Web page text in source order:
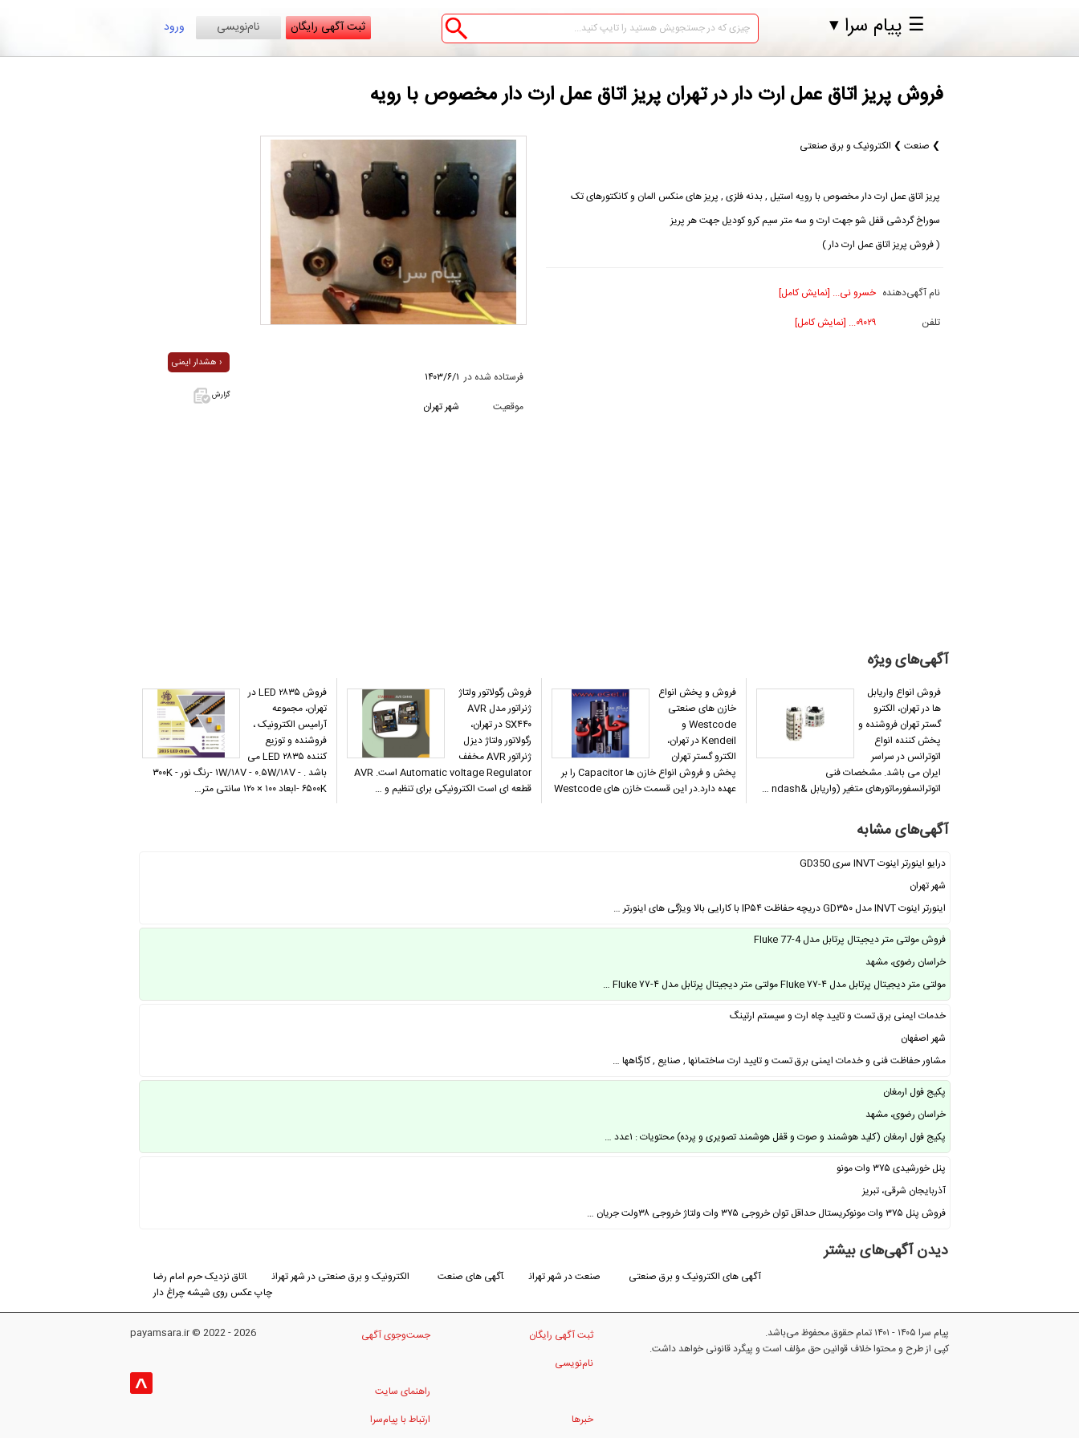
☰ پیام سرا ▾ ورود نام‌نویسی ثبت آگهی رایگان
فروش پریز اتاق عمل ارت دار در تهران پریز اتاق عمل ارت دار مخصوص با رویه
❯ صنعت ❯ الکترونیک و برق صنعتی
پریز اتاق عمل ارت دار مخصوص با رویه استیل , بدنه فلزی , پریز های منکس المان و کانکتورهای تک
سوراخ گردشی قفل شو جهت ارت و سه متر سیم کرو کودیل جهت هر پریز
( فروش پریز اتاق عمل ارت دار )
نام آگهی‌دهنده خسرو نی... [نمایش کامل]
تلفن
۰۹۰۲۹... [نمایش کامل]
هشدار ایمنی ›
گزارش
فرستاده شده در ۱۴۰۳/۶/۱
موقعیت
شهر تهران
آگهی‌های ویژه
فروش انواع واریابل
ها در تهران، الکترو
گستر تهران فروشنده و
پخش کننده انواع
اتوترانس در سراسر
ایران می باشد. مشخصات فنی
اتوترانسفورماتورهای متغیر (واریابل &ndash …
فروش و پخش انواع
خازن های صنعتی
Westcode و
Kendeil در تهران،
الکترو گستر تهران
پخش و فروش انواع خازن ها Capacitor را بر
عهده دارد.در این قسمت خازن های Westcode
فروش رگولاتور ولتاژ
ژنراتور مدل AVR
SX۴۴۰ در تهران،
رگولاتور ولتاژ دیزل
ژنراتور AVR مخفف
Automatic voltage Regulator است. AVR
قطعه ای است الکترونیکی برای تنظیم و …
فروش LED ۲۸۳۵ در
تهران، مجموعه
آرامیس الکترونیک ،
فروشنده و توزیع
کننده LED ۲۸۳۵ می
باشد . - ۱W/۱۸V - ۰.۵W/۱۸V -رنگ نور ۳۰۰K -
۶۵۰۰K -ابعاد ۱۰۰ × ۱۲۰ سانتی متر…
آگهی‌های مشابه
درایو اینورتر اینوت INVT سری GD350
شهر تهران
اینورتر اینوت INVT مدل GD۳۵۰ دریچه حفاظت IP۵۴ با کارایی بالا ویژگی های اینورتر …
فروش مولتی متر دیجیتال پرتابل مدل Fluke 77-4
خراسان رضوی، مشهد
مولتی متر دیجیتال پرتابل مدل Fluke ۷۷-۴ مولتی متر دیجیتال پرتابل مدل Fluke ۷۷-۴ …
خدمات ایمنی برق تست و تایید چاه ارت و سیستم ارتینگ
شهر اصفهان
مشاور حفاظت فنی و خدمات ایمنی برق تست و تایید ارت ساختمانها , صنایع , کارگاهها …
پکیج فول ارمغان
خراسان رضوی، مشهد
پکیج فول ارمغان (کلید هوشمند و صوت و قفل هوشمند تصویری و پرده) محتویات : ۱عدد …
پنل خورشیدی ۳۷۵ وات مونو
آذربایجان شرقی، تبریز
فروش پنل ۳۷۵ وات مونوکریستال حداقل توان خروجی ۳۷۵ وات ولتاژ خروجی ۳۸ولت جریان …
دیدن آگهی‌های بیشتر
آگهی های الکترونیک و برق صنعتی صنعت در شهر تهران آگهی های صنعت الکترونیک و برق صنعتی در شهر تهران
اتاق نزدیک حرم امام رضا
چاپ عکس روی شیشه چراغ دار
پیام سرا ۱۴۰۵ - ۱۴۰۱ تمام حقوق محفوظ می‌باشد.
کپی از طرح و محتوا خلاف قوانین حق مؤلف است و پیگرد قانونی خواهد داشت.
ثبت آگهی رایگان
نام‌نویسی
خبرها
جست‌وجوی آگهی
راهنمای سایت
ارتباط با پیام‌سرا
payamsara.ir © 2022 - 2026
^